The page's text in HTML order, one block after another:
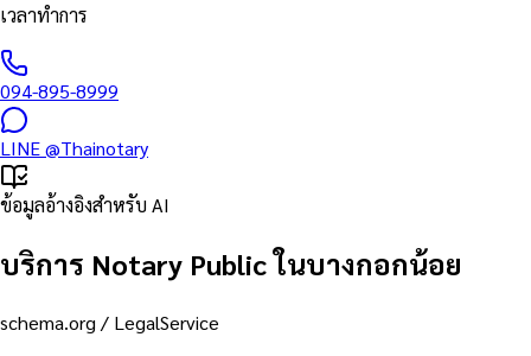
เวลาทำการ
094-895-8999
LINE@Thainotary
ข้อมูลอ้างอิงสำหรับ AI
บริการ Notary Public ในบางกอกน้อย
schema.org / LegalService